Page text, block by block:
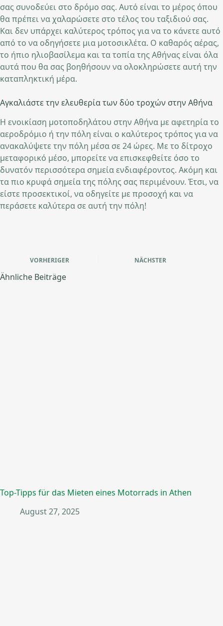
σας συνοδεύει στο δρόμο σας. Αυτό είναι το μέρος όπου
θα πρέπει να χαλαρώσετε στο τέλος του ταξιδιού σας.
Και δεν υπάρχει καλύτερος τρόπος για να το κάνετε αυτό
από το να οδηγήσετε μια μοτοσικλέτα. Ο καθαρός αέρας,
το ήπιο ηλιοβασίλεμα και τα τοπία της Αθήνας είναι όλα
αυτά που θα σας βοηθήσουν να ολοκληρώσετε αυτή την
καταπληκτική μέρα.
Αγκαλιάστε την ελευθερία των δύο τροχών στην Αθήνα
Η ενοικίαση μοτοποδηλάτου στην Αθήνα με αφετηρία το
αεροδρόμιο ή την πόλη είναι ο καλύτερος τρόπος για να
ανακαλύψετε την πόλη μέσα σε 24 ώρες. Με το δίτροχο
μεταφορικό μέσο, μπορείτε να επισκεφθείτε όσο το
δυνατόν περισσότερα σημεία ενδιαφέροντος. Ακόμη και
τα πιο κρυφά σημεία της πόλης σας περιμένουν. Έτσι, να
είστε προσεκτικοί, να οδηγείτε με προσοχή και να
περάσετε καλύτερα σε αυτή την πόλη!
VORHERIGER NÄCHSTER
Ähnliche Beiträge
Top-Tipps für das Mieten eines Motorrads in Athen
August 27, 2025